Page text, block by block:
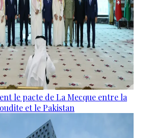
le pacte de La Mecque entre la
et le Pakistan